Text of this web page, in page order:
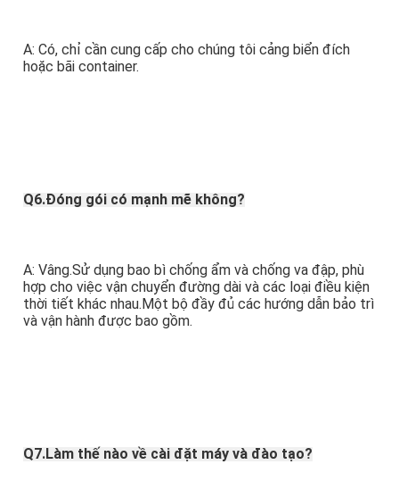
A: Có, chỉ cần cung cấp cho chúng tôi cảng biển đích
hoặc bãi container.
Q6.Đóng gói có mạnh mẽ không?
A: Vâng.Sử dụng bao bì chống ẩm và chống va đập, phù
hợp cho việc vận chuyển đường dài và các loại điều kiện
thời tiết khác nhau.Một bộ đầy đủ các hướng dẫn bảo trì
và vận hành được bao gồm.
Q7.Làm thế nào về cài đặt máy và đào tạo?